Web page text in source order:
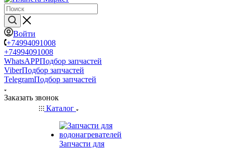
Войти
+74994091008
+74994091008
WhatsAPPПодбор запчастей
ViberПодбор запчастей
TelegramПодбор запчастей
Заказать звонок
Каталог
Запчасти для